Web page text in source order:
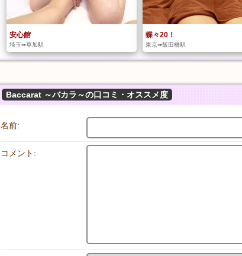
安心館
埼玉➠草加駅
蝶々20！
東京➠飯田橋駅
Baccarat ～バカラ～の口コミ・オススメ度
名前:
コメント: